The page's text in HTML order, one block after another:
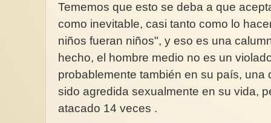
Tememos que esto se deba a que
como inevitable, casi tanto como lo
niños fueran niños", y eso es una
hecho, el hombre medio no es un
probablemente también en su país, una
sido agredida sexualmente en su vida,
atacado 14 veces .